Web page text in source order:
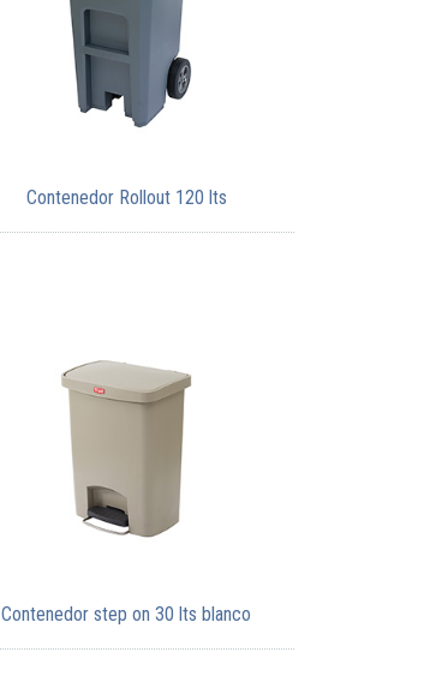
Contenedor Rollout 120 lts
Contenedor step on 30 lts blanco